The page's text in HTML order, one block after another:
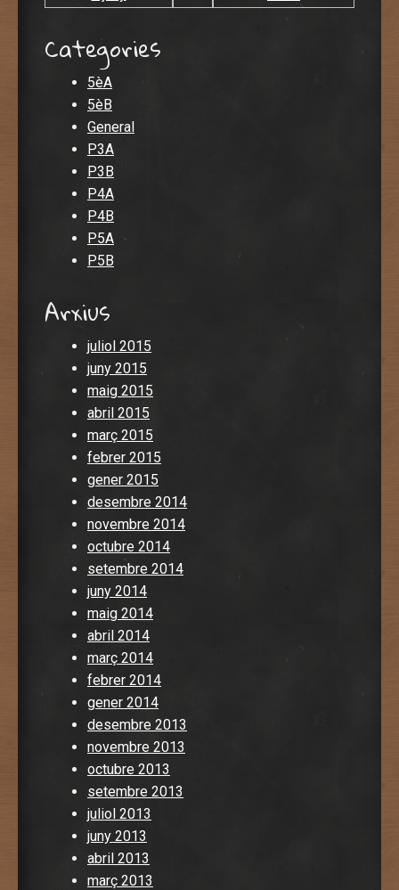
Categories
5èA
5èB
General
P3A
P3B
P4A
P4B
P5A
P5B
Arxius
juliol 2015
juny 2015
maig 2015
abril 2015
març 2015
febrer 2015
gener 2015
desembre 2014
novembre 2014
octubre 2014
setembre 2014
juny 2014
maig 2014
abril 2014
març 2014
febrer 2014
gener 2014
desembre 2013
novembre 2013
octubre 2013
setembre 2013
juliol 2013
juny 2013
abril 2013
març 2013